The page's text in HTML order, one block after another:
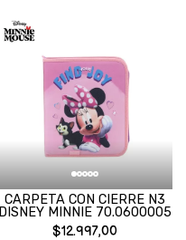
CARPETA CON CIERRE N3
DISNEY MINNIE 70.0600005
$12.997,00